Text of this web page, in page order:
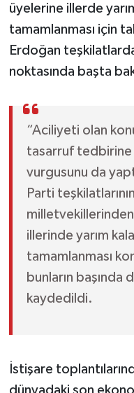
üyelerine illerde
tamamlanması için
Erdoğan
noktasında başta
“Aciliyeti olan
tasarruf tedbirine
vurgusunu da
Parti
illerinde yarım
tamamlanması
bunların
kaydedildi.
İstişare
dünyadaki son